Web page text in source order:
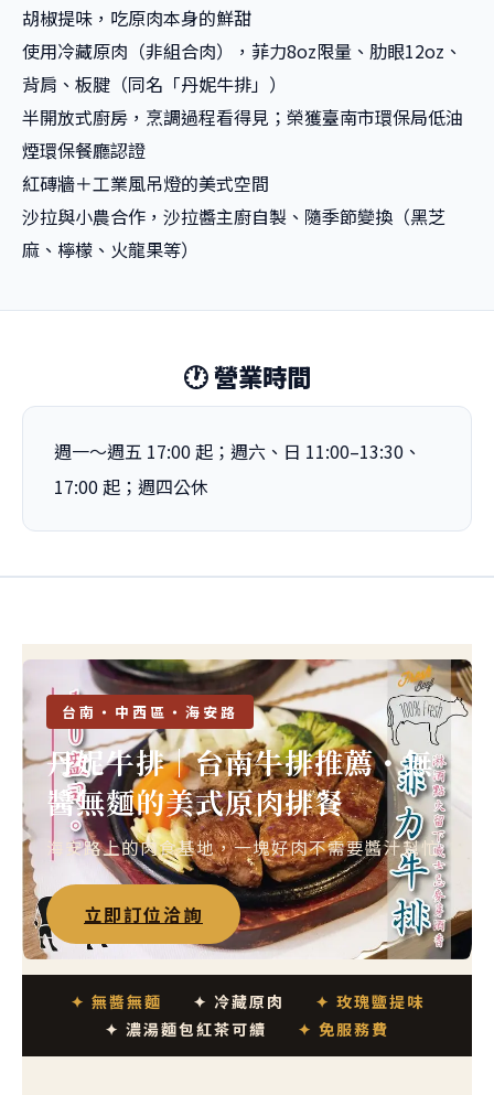
胡椒提味，吃原肉本身的鮮甜
使用冷藏原肉（非組合肉），菲力8oz限量、肋眼12oz、
背肩、板腱（同名「丹妮牛排」）
半開放式廚房，烹調過程看得見；榮獲臺南市環保局低油
煙環保餐廳認證
紅磚牆＋工業風吊燈的美式空間
沙拉與小農合作，沙拉醬主廚自製、隨季節變換（黑芝
麻、檸檬、火龍果等）
🕐 營業時間
週一～週五 17:00 起；週六、日 11:00–13:30、
17:00 起；週四公休
台南・中西區・海安路
丹妮牛排｜台南牛排推薦・無
醬無麵的美式原肉排餐
海安路上的肉食基地，一塊好肉不需要醬汁幫忙
立即訂位洽詢
✦ 無醬無麵 ✦ 冷藏原肉
✦ 玫瑰鹽提味
✦ 濃湯麵包紅茶可續
✦ 免服務費